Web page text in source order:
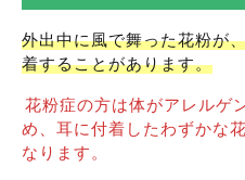
外出中に風で舞った花粉が
着することがあります。
花粉症の方は体がアレルゲ
め、耳に付着したわずかな
なります。